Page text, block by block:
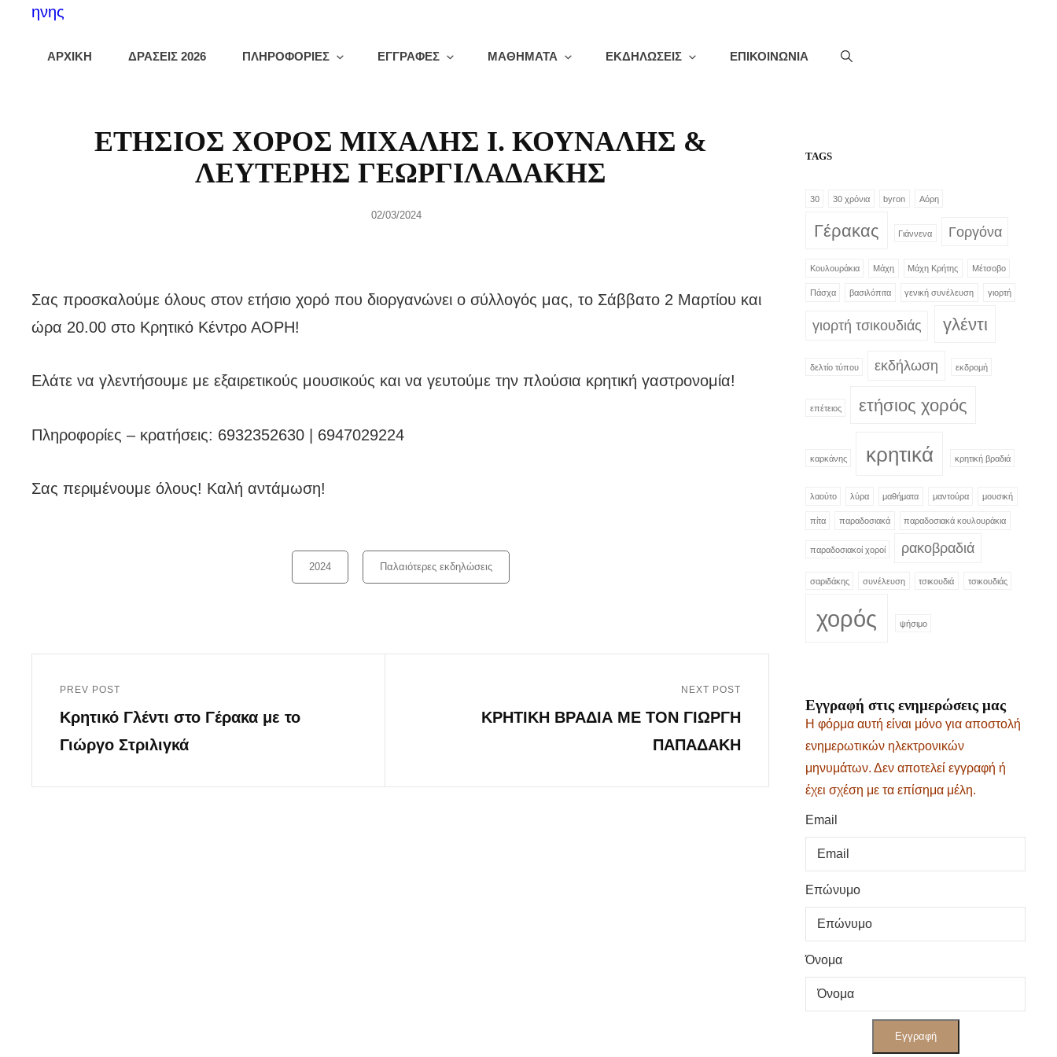
ΑΡΧΙΚΗ ΔΡΑΣΕΙΣ 2026 ΠΛΗΡΟΦΟΡΙΕΣ ΕΓΓΡΑΦΕΣ ΜΑΘΗΜΑΤΑ ΕΚΔΗΛΩΣΕΙΣ ΕΠΙΚΟΙΝΩΝΙΑ
ΕΤΗΣΙΟΣ ΧΟΡΟΣ ΜΙΧΑΛΗΣ Ι. ΚΟΥΝΑΛΗΣ &
ΛΕΥΤΕΡΗΣ ΓΕΩΡΓΙΛΑΔΑΚΗΣ
Posted
02/03/2024
Σας προσκαλούμε όλους στον ετήσιο χορό που διοργανώνει ο σύλλογός μας, το Σάββατο 2 Μαρτίου και
ώρα 20.00 στο Κρητικό Κέντρο ΑΟΡΗ!
Ελάτε να γλεντήσουμε με εξαιρετικούς μουσικούς και να γευτούμε την πλούσια κρητική γαστρονομία!
Πληροφορίες – κρατήσεις: 6932352630 | 6947029224
Σας περιμένουμε όλους! Kαλή αντάμωση!
Categories
2024 Παλαιότερες εκδηλώσεις
άρθρων
Previous
Post
PREV POST
Κρητικό Γλέντι στο Γέρακα με το
Γιώργο Στριλιγκά
NEXT POST
ΚΡΗΤΙΚΗ ΒΡΑΔΙΑ ME TON ΓΙΩΡΓΗ
ΠΑΠΑΔΑΚΗ
TAGS
30 30 χρόνια byron Αόρη
Γέρακας Γιάννενα Γοργόνα
Κουλουράκια Μάχη Μάχη Κρήτης Μέτσοβο
Πάσχα βασιλόπιτα γενική συνέλευση γιορτή
γιορτή τσικουδιάς γλέντι
δελτίο τύπου εκδήλωση εκδρομή
επέτειος ετήσιος χορός
καρκάνης κρητικά κρητική βραδιά
λαούτο λύρα μαθήματα μαντούρα μουσική
πίτα παραδοσιακά παραδοσιακά κουλουράκια
παραδοσιακοί χοροί ρακοβραδιά
σαριδάκης συνέλευση τσικουδιά τσικουδιάς
χορός ψήσιμο
Εγγραφή στις ενημερώσεις μας
Η φόρμα αυτή είναι μόνο για αποστολή
ενημερωτικών ηλεκτρονικών
μηνυμάτων. Δεν αποτελεί εγγραφή ή
έχει σχέση με τα επίσημα μέλη.
Email
Επώνυμο
Όνομα
Εγγραφή